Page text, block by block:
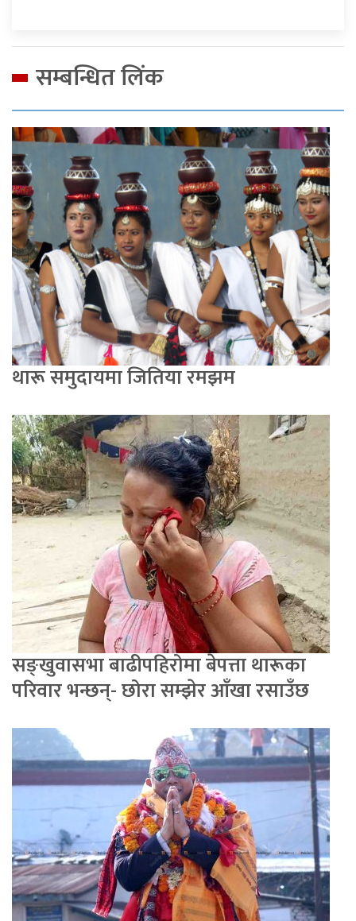
सम्बन्धित लिंक
थारू समुदायमा जितिया रमझम
सङ्खुवासभा बाढीपहिरोमा बेपत्ता थारूका
परिवार भन्छन्- छोरा सम्झेर आँखा रसाउँछ